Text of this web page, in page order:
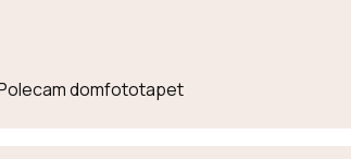
domfototapet